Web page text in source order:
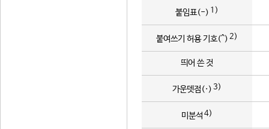
붙임표(-) 1)
붙여쓰기 허용 기호(^) 2)
띄어 쓴 것
가운뎃점(·) 3)
미분석 4)